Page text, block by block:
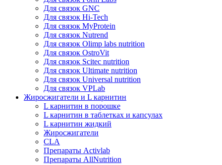
Для связок GNC
Для связок Hi-Tech
Для связок MyProtein
Для связок Nutrend
Для связок Olimp labs nutrition
Для связок OstroVit
Для связок Scitec nutrition
Для связок Ultimate nutrition
Для связок Universal nutrition
Для связок VPLab
Жиросжигатели и L карнитин
L карнитин в порошке
L карнитин в таблетках и капсулах
L карнитин жидкий
Жиросжигатели
CLA
Препараты Activlab
Препараты AllNutrition